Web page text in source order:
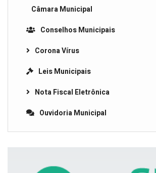
Câmara Municipal
Conselhos Municipais
Corona Vírus
Leis Municipais
Nota Fiscal Eletrônica
Ouvidoria Municipal